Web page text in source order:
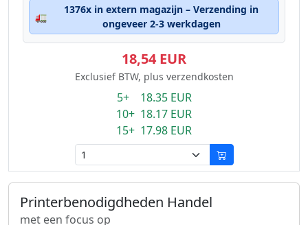
🚛
1376x in extern magazijn – Verzending in
ongeveer 2-3 werkdagen
18,54 EUR
Exclusief BTW, plus verzendkosten
5+ 18.35 EUR
10+ 18.17 EUR
15+ 17.98 EUR
Printerbenodigdheden Handel
met een focus op